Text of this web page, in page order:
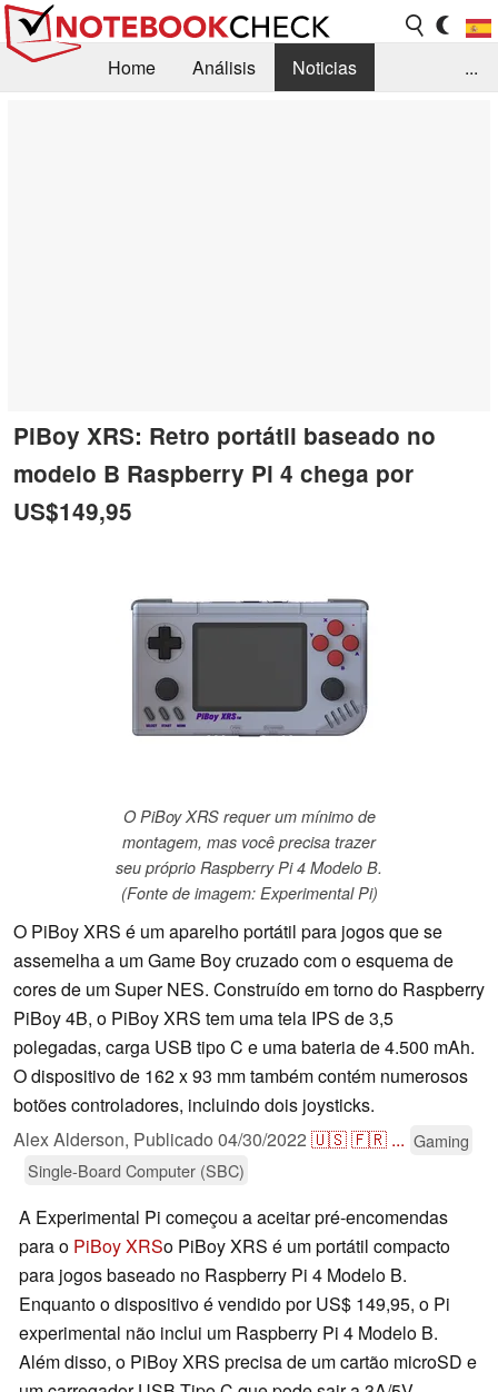
Home Análisis
Noticias
...
PiBoy XRS: Retro portátil baseado no
modelo B Raspberry Pi 4 chega por
US$149,95
O PiBoy XRS requer um mínimo de
montagem, mas você precisa trazer
seu próprio Raspberry Pi 4 Modelo B.
(Fonte de imagem: Experimental Pi)
O PiBoy XRS é um aparelho portátil para jogos que se
assemelha a um Game Boy cruzado com o esquema de
cores de um Super NES. Construído em torno do Raspberry
PiBoy 4B, o PiBoy XRS tem uma tela IPS de 3,5
polegadas, carga USB tipo C e uma bateria de 4.500 mAh.
O dispositivo de 162 x 93 mm também contém numerosos
botões controladores, incluindo dois joysticks.
Alex Alderson, Publicado 04/30/2022 🇺🇸🇫🇷 ... Gaming
Single-Board Computer (SBC)
A Experimental Pi começou a aceitar pré-encomendas
para o PiBoy XRSo PiBoy XRS é um portátil compacto
para jogos baseado no Raspberry Pi 4 Modelo B.
Enquanto o dispositivo é vendido por US$ 149,95, o Pi
experimental não inclui um Raspberry Pi 4 Modelo B.
Além disso, o PiBoy XRS precisa de um cartão microSD e